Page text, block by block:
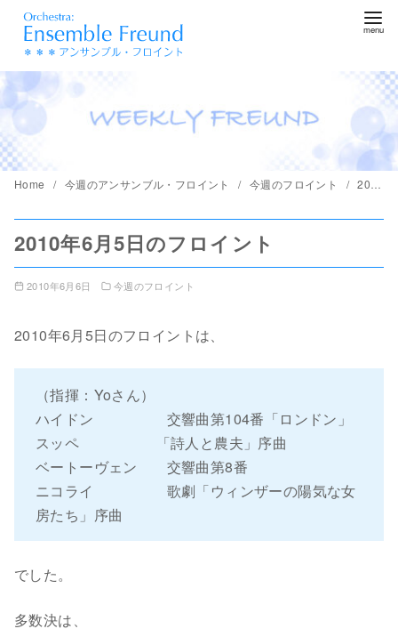
ツ
へ
移
Home 今週のアンサンブル・フロイント 今週のフロイント 2010年6月5日のフロイント
2010年6月5日のフロイント
2010年6月6日 今週のフロイント
2010年6月5日のフロイントは、
（指揮：Yoさん）
ハイドン 交響曲第104番「ロンドン」
スッペ 「詩人と農夫」序曲
ベートーヴェン 交響曲第8番
ニコライ 歌劇「ウィンザーの陽気な女
房たち」序曲
でした。
多数決は、